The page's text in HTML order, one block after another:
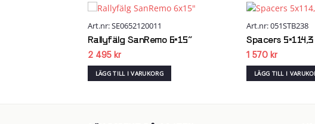
Art.nr: SE0652120011
Rallyfälg SanRemo 6×15″
2 495 kr
LÄGG TILL I VARUKORG
Art.nr: 051STB238
Spacers
1 570 kr
LÄGG TILL I